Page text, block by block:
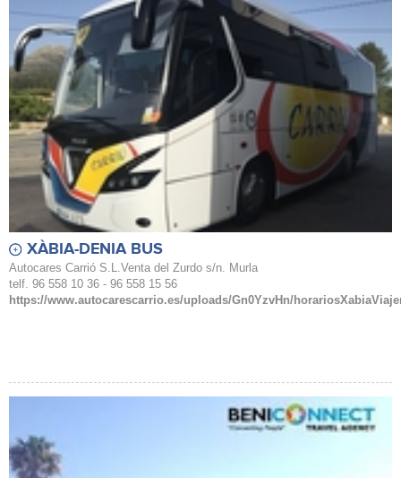
XÀBIA-DENIA BUS
Autocares Carrió S.L.Venta del Zurdo s/n. Murla
telf. 96 558 10 36 - 96 558 15 56
https://www.autocarescarrio.es/uploads/Gn0YzvHn/